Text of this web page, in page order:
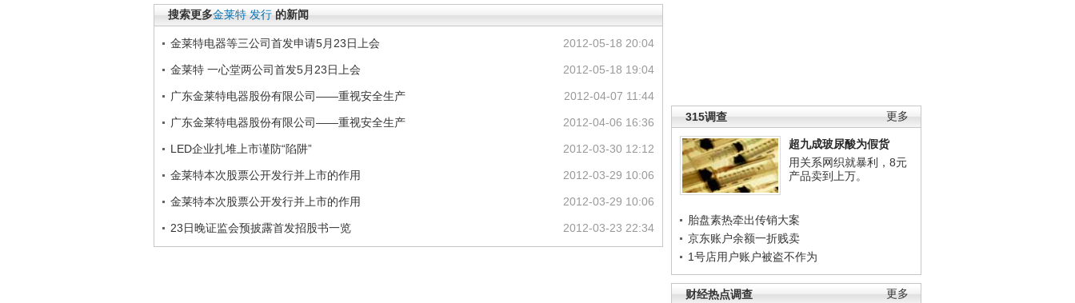
更多
315调查
超九成玻尿酸为假货
用关系网织就暴利，8元
产品卖到上万。
胎盘素热牵出传销大案
京东账户余额一折贱卖
1号店用户账户被盗不作为
更多
财经热点调查
搜索更多金莱特 发行 的新闻
2012-05-18 20:04
金莱特电器等三公司首发申请5月23日上会
2012-05-18 19:04
金莱特 一心堂两公司首发5月23日上会
2012-04-07 11:44
广东金莱特电器股份有限公司――重视安全生产
2012-04-06 16:36
广东金莱特电器股份有限公司——重视安全生产
2012-03-30 12:12
LED企业扎堆上市谨防“陷阱”
2012-03-29 10:06
金莱特本次股票公开发行并上市的作用
2012-03-29 10:06
金莱特本次股票公开发行并上市的作用
2012-03-23 22:34
23日晚证监会预披露首发招股书一览